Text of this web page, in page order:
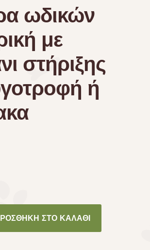
Υγιεινής
ωδικών
με
στήριξης
ή
ΣΤΟ ΚΑΛΆΘΙ